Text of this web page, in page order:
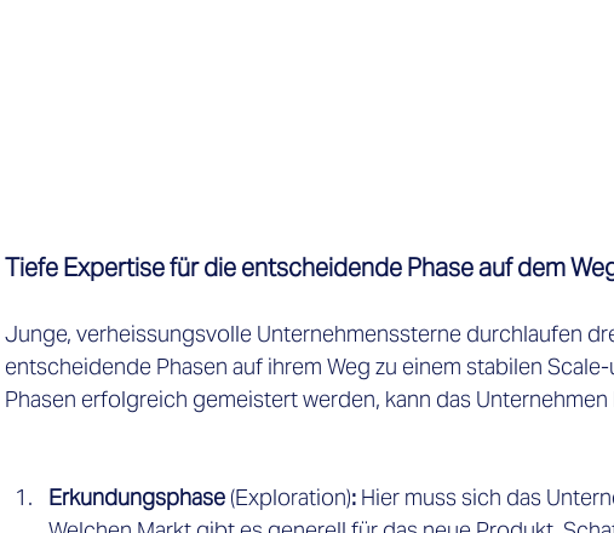
Tiefe Expertise für die entscheidende Phase auf dem
Junge, verheissungsvolle Unternehmenssterne durchlaufen
entscheidende Phasen auf ihrem Weg zu einem stabilen Scale-
Phasen erfolgreich gemeistert werden, kann das
Erkundungsphase (Exploration): Hier muss sich das